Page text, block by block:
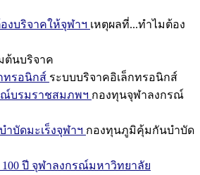
งบริจาคให้จุฬาฯ เหตุผลที่...ทำไมต้อง
ต้นบริจาค
ทรอนิกส์ ระบบบริจาคอิเล็กทรอนิกส์
บรมราชสมภพฯ กองทุนจุฬาลงกรณ์
บัดมะเร็งจุฬาฯ กองทุนภูมิคุ้มกันบำบัด
ปี จุฬาลงกรณ์มหาวิทยาลัย